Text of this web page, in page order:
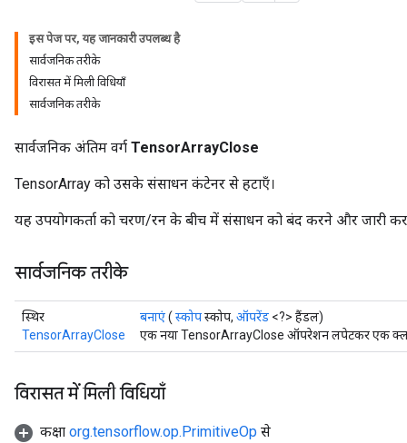
इस पेज पर, यह जानकारी उपलब्ध है
सार्वजनिक तरीके
विरासत में मिली विधियाँ
सार्वजनिक तरीके
सार्वजनिक अंतिम वर्ग TensorArrayClose
TensorArray को उसके संसाधन कंटेनर से हटाएँ।
यह उपयोगकर्ता को चरण/रन के बीच में संसाधन को बंद करने और जारी
सार्वजनिक तरीके
स्थिर
TensorArrayClose
बनाएं( स्कोपस्कोप, ऑपरेंड <?> हैंडल)
एक नया TensorArrayClose ऑपरेशन लपेटकर एक
विरासत में मिली विधियाँ
कक्षा org.tensorflow.op.PrimitiveOp से